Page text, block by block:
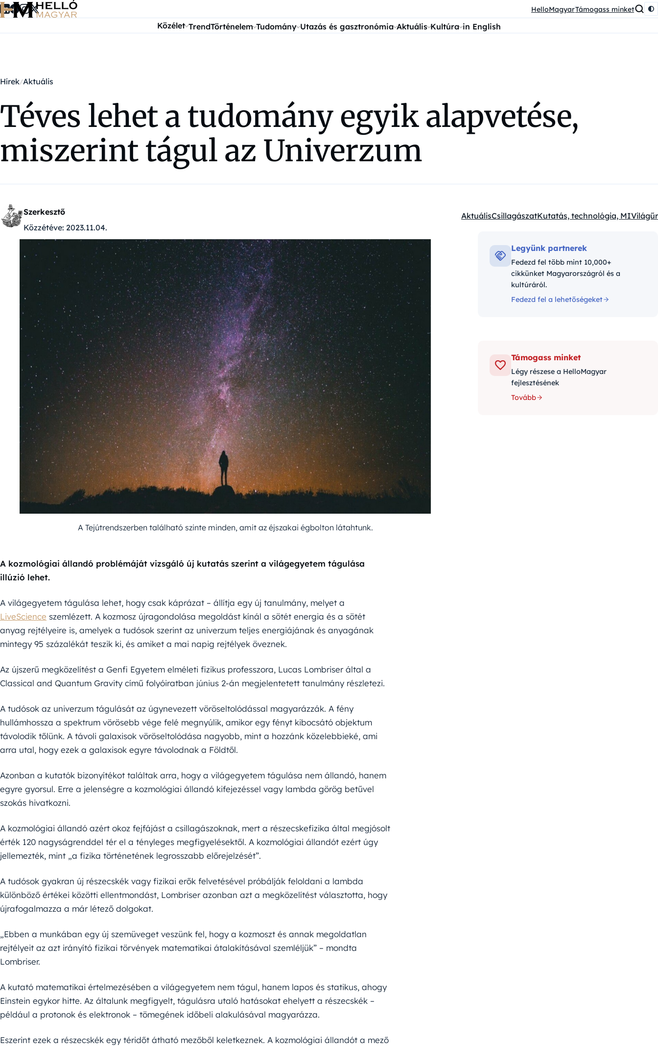
Ugrás a tartalomra HelloMagyarTámogass minket
Közélet TrendTörténelem Tudomány Utazás és gasztronómia Aktuális Kultúra in English
Hírek Aktuális
Téves lehet a tudomány egyik alapvetése,
miszerint tágul az Univerzum
Szerkesztő
Közzétéve: 2023.11.04.
Kategóriák:
AktuálisCsillagászatKutatás, technológia, MIVilágűr
A Tejútrendszerben található szinte minden, amit az éjszakai égbolton látahtunk.
A kozmológiai állandó problémáját vizsgáló új kutatás szerint a világegyetem tágulása
illúzió lehet.
A világegyetem tágulása lehet, hogy csak káprázat – állítja egy új tanulmány, melyet a
LiveScience szemlézett. A kozmosz újragondolása megoldást kínál a sötét energia és a sötét
anyag rejtélyeire is, amelyek a tudósok szerint az univerzum teljes energiájának és anyagának
mintegy 95 százalékát teszik ki, és amiket a mai napig rejtélyek öveznek.
Az újszerű megközelítést a Genfi Egyetem elméleti fizikus professzora, Lucas Lombriser által a
Classical and Quantum Gravity című folyóiratban június 2-án megjelentetett tanulmány részletezi.
A tudósok az univerzum tágulását az úgynevezett vöröseltolódással magyarázzák. A fény
hullámhossza a spektrum vörösebb vége felé megnyúlik, amikor egy fényt kibocsátó objektum
távolodik tőlünk. A távoli galaxisok vöröseltolódása nagyobb, mint a hozzánk közelebbieké, ami
arra utal, hogy ezek a galaxisok egyre távolodnak a Földtől.
Azonban a kutatók bizonyítékot találtak arra, hogy a világegyetem tágulása nem állandó, hanem
egyre gyorsul. Erre a jelenségre a kozmológiai állandó kifejezéssel vagy lambda görög betűvel
szokás hivatkozni.
A kozmológiai állandó azért okoz fejfájást a csillagászoknak, mert a részecskefizika által megjósolt
érték 120 nagyságrenddel tér el a tényleges megfigyelésektől. A kozmológiai állandót ezért úgy
jellemezték, mint „a fizika történetének legrosszabb előrejelzését”.
A tudósok gyakran új részecskék vagy fizikai erők felvetésével próbálják feloldani a lambda
különböző értékei közötti ellentmondást, Lombriser azonban azt a megközelítést választotta, hogy
újrafogalmazza a már létező dolgokat.
„Ebben a munkában egy új szemüveget veszünk fel, hogy a kozmoszt és annak megoldatlan
rejtélyeit az azt irányító fizikai törvények matematikai átalakításával szemléljük” – mondta
Lombriser.
A kutató matematikai értelmezésében a világegyetem nem tágul, hanem lapos és statikus, ahogy
Einstein egykor hitte. Az általunk megfigyelt, tágulásra utaló hatásokat ehelyett a részecskék –
például a protonok és elektronok – tömegének időbeli alakulásával magyarázza.
Eszerint ezek a részecskék egy téridőt átható mezőből keletkeznek. A kozmológiai állandót a mező
Legyünk partnerek
Fedezd fel több mint 10,000+
cikkünket Magyarországról és a
kultúráról.
Fedezd fel a lehetőségeket
Támogass minket
Légy részese a HelloMagyar
fejlesztésének
Tovább